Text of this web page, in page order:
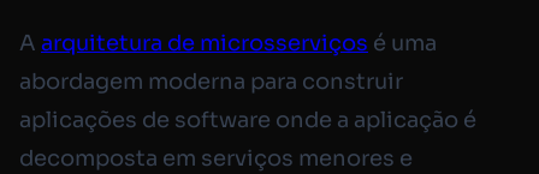
A arquitetura de microsserviços é uma
abordagem moderna para construir
aplicações de software onde a aplicação é
decomposta em serviços menores e